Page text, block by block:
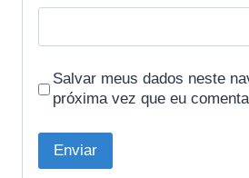
Salvar meus dados neste
próxima vez que eu